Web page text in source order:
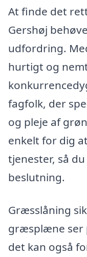
At finde det
Gershøj
udfordring.
hurtigt og
fagfolk, der
og pleje af
enkelt for dig
tjenester, så
beslutning.
Græsslåning
græsplæne ser
det kan også